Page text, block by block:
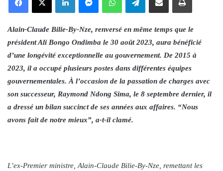
Alain-Claude Bilie-By-Nze, renversé en même temps que le
président Ali Bongo Ondimba le 30 août 2023, aura bénéficié
d’une longévité exceptionnelle au gouvernement. De 2015 à
2023, il a occupé plusieurs postes dans différentes équipes
gouvernementales. À l’occasion de la passation de charges avec
son successeur, Raymond Ndong Sima, le 8 septembre dernier, il
a dressé un bilan succinct de ses années aux affaires. “Nous
avons fait de notre mieux”, a-t-il clamé.
L’ex-Premier ministre, Alain-Claude Bilie-By-Nze, remettant les